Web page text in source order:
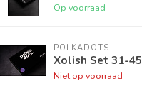
Op voorraad
POLKADOTS
Xolish Set 31-45
Niet op voorraad